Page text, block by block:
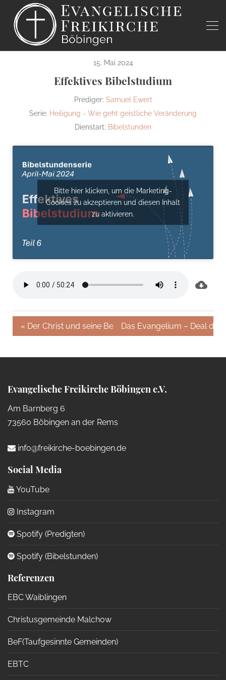
15. Mai 2024
Effektives Bibelstudium
Prediger: Samuel Ewert
Serie: Heiligung - Wie geht geistliche Veränderung
Dienstart: Bibelstunden
Bitte hier klicken, um die Marketing-
Cookies zu akzeptieren und diesen Inhalt
zu aktivieren.
« Der Christ und seine Beziehung zum Herrn Jesus
Das Evangelium – Deal
Evangelische Freikirche Böbingen e.V.
Am Barnberg 6
73560 Böbingen an der Rems
info@freikirche-boebingen.de
Social Media
YouTube
Instagram
Spotify (Predigten)
Spotify (Bibelstunden)
Referenzen
EBC Waiblingen
Christusgemeinde Malchow
BeF(Taufgesinnte Gemeinden)
EBTC